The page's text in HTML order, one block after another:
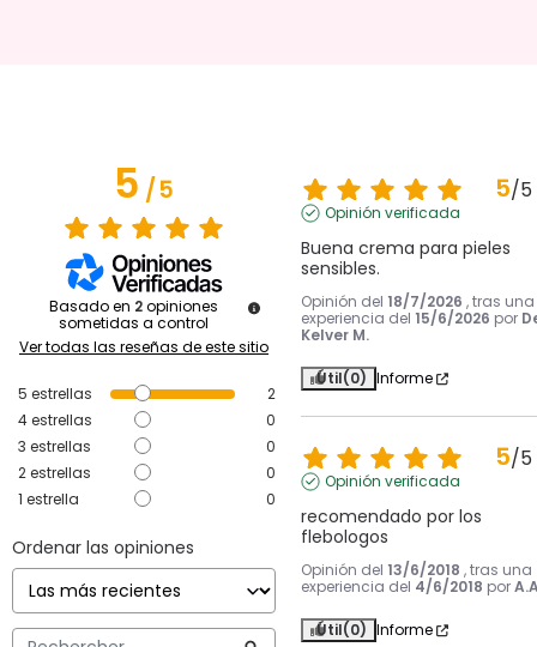
5/5
Basado en 2 opiniones
sometidas a control
Ver todas las reseñas de este sitio
5 estrellas
2
4estrellas
0
3 estrellas
0
2estrellas
0
1 estrella 0
Ordenar las opiniones
5/5
Opinión verificada
Buena crema para pieles
sensibles.
Opinión del 18/7/2026 , tras una
experiencia del 15/6/2026 por
Kelver M.
Útil(0) Informe
5/5
Opinión verificada
recomendado por los
flebologos
Opinión del 13/6/2018 , tras una
experiencia del 4/6/2018 por
Útil(0) Informe